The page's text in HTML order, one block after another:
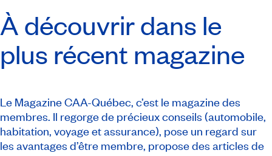
À découvrir dans le
plus récent magazine
Le Magazine CAA-Québec, c’est le magazine des
membres. Il regorge de précieux conseils (automobile,
habitation, voyage et assurance), pose un regard sur
les avantages d’être membre, propose des articles de